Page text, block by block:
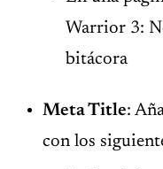
Warrior 3:
bitácora
Meta Title:
con los